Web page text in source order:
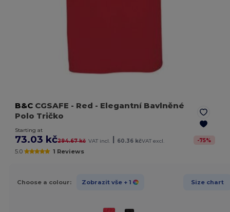
B&C CGSAFE - Red - Elegantní Bavlněné
Polo Tričko
Starting at
73.03 kč294.67 kč VAT incl. | 60.36 kčVAT excl. -75%
5.0 1 Reviews
Choose a colour: Zobrazit vše + 1 Size chart